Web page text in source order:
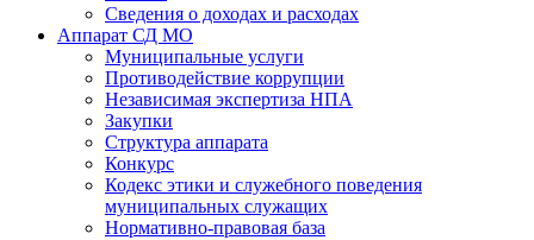
Сведения о доходах и расходах
Аппарат СД МО
Муниципальные услуги
Противодействие коррупции
Независимая экспертиза НПА
Закупки
Структура аппарата
Конкурс
Кодекс этики и служебного поведения
муниципальных служащих
Нормативно-правовая база